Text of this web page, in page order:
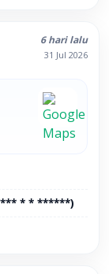
6 hari lalu
31 Jul 2026
* * ******)